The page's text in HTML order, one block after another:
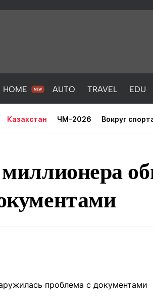
HOME AUTO TRAVEL EDU
Казахстан ЧМ-2026 Вокруг